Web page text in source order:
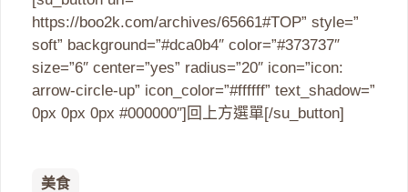
https://boo2k.com/archives/65661#TOP” style=”
soft” background=”#dca0b4″ color=”#373737″
size=”6″ center=”yes” radius=”20″ icon=”icon:
arrow-circle-up” icon_color=”#ffffff” text_shadow=”
0px 0px 0px #000000″]回上方選單[/su_button]
美食